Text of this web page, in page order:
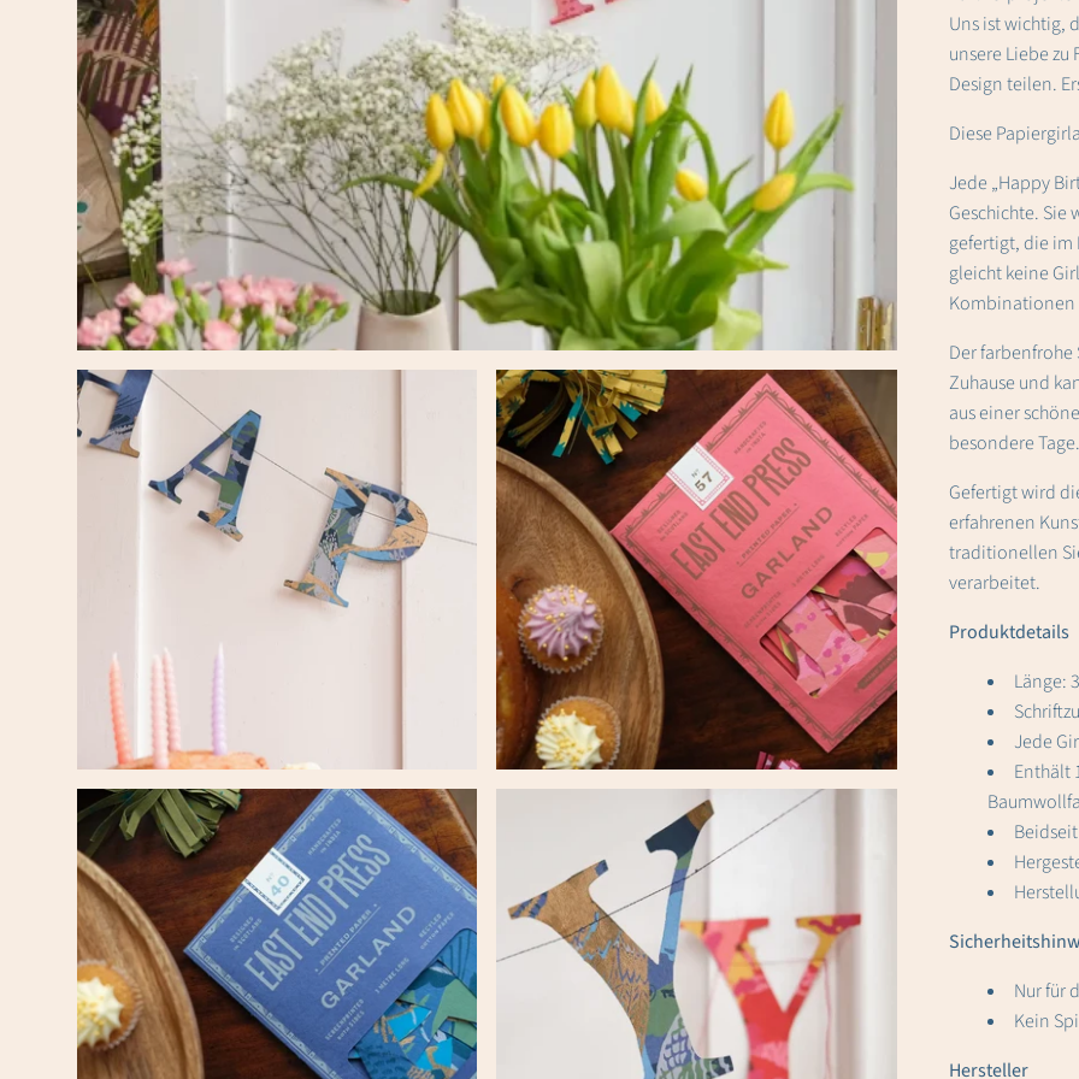
Uns ist wichtig,
unsere Liebe
Design teilen.
Diese
Jede „Happy
Geschichte. Sie
gefertigt, die im
gleicht keine
Kombinationen
Der
Zuhause und
aus einer
besondere Tage.
Gefertigt wird
erfahrenen
traditionellen
verarbeitet.
Produktdetails
Länge:
Jede
Enthält
Nur für
Kein
Hersteller